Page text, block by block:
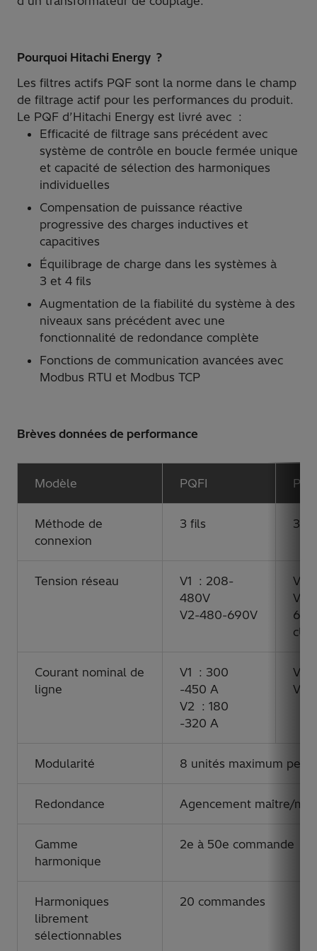
Pourquoi Hitachi Energy ?
Les filtres actifs PQF sont la norme dans le champ
de filtrage actif pour les performances du produit.
Le PQF d’Hitachi Energy est livré avec :
Efficacité de filtrage sans précédent avec
système de contrôle en boucle fermée unique
et capacité de sélection des harmoniques
individuelles
Compensation de puissance réactive
progressive des charges inductives et
capacitives
Équilibrage de charge dans les systèmes à
3 et 4 fils
Augmentation de la fiabilité du système à des
niveaux sans précédent avec une
fonctionnalité de redondance complète
Fonctions de communication avancées avec
Modbus RTU et Modbus TCP
Brèves données de performance
Modèle PQFI
Méthode de
connexion
3 fils 3
Tension réseau
V1 : 208-
480V
V2-480-690V
V1
V2
Courant nominal de
ligne
V1 : 300
-450 A
V2 : 180
-320 A
V1
V2
Modularité 8 unités maximum
Redondance Agencement maître/
Gamme
harmonique
2e à 50e commande
Harmoniques
librement
sélectionnables
20 commandes